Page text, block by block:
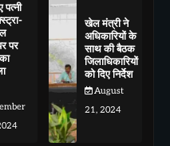
पत्नी
पर
खेल मंत्री ने
अधिकारियों के
साथ की बैठक
जिलाधिकारियों
को दिए निर्देश
August
21, 2024